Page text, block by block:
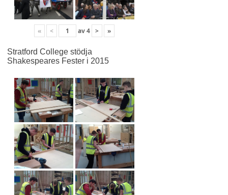
« < av4 > »
Stratford College stödja
Shakespeares Fester i 2015